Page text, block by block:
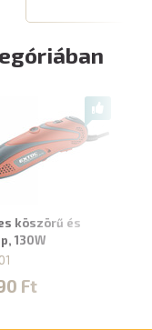
köszörű és
130W
Ft